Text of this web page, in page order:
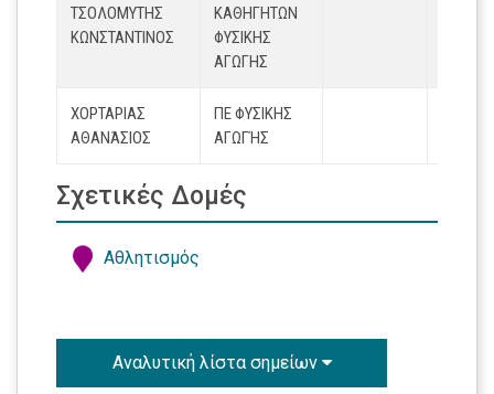
ΤΣΟΛΟΜΥΤΗΣ
ΚΩΝΣΤΑΝΤΙΝΟΣ
ΚΑΘΗΓΗΤΩΝ
ΦΥΣΙΚΗΣ
ΑΓΩΓΗΣ
ΧΟΡΤΑΡΙΑΣ
ΑΘΑΝΆΣΙΟΣ
ΠΕ ΦΥΣΙΚΗΣ
ΑΓΩΓΉΣ
Σχετικές Δομές
Αθλητισμός
Αναλυτική λίστα σημείων